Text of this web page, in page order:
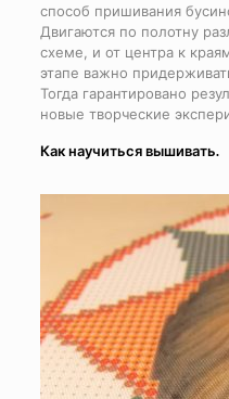
способ пришивания
Двигаются по полотну
схеме, и от центра к
этапе важно
Тогда гарантировано
новые творческие
Как научиться вышивать.